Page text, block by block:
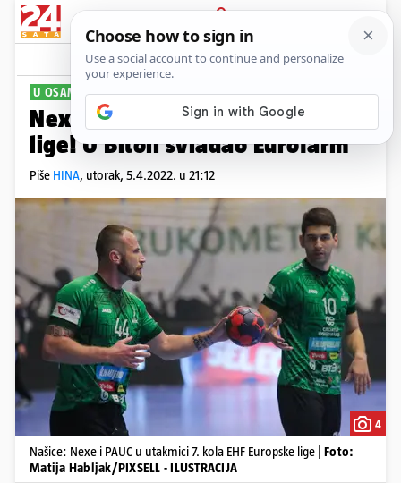
PRIJAVA
Sport Komentari
U OSAM NAJBOLJIH
Nexe u četvrtfinalu Europske
lige! U Bitoli svladao Eurofarm
Piše HINA, utorak, 5.4.2022. u 21:12
4
Našice: Nexe i PAUC u utakmici 7. kola EHF Europske lige | Foto:
Matija Habljak/PIXSELL - ILUSTRACIJA